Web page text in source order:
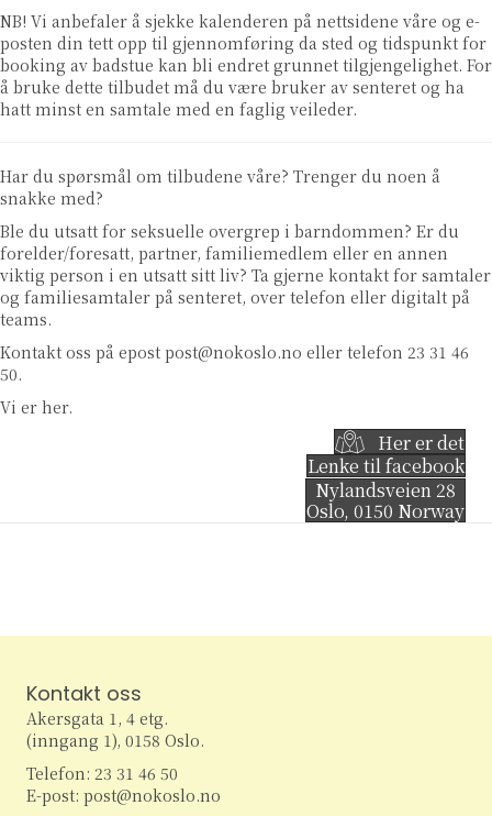
NB! Vi anbefaler å sjekke kalenderen på nettsidene våre og e-
posten din tett opp til gjennomføring da sted og tidspunkt for
booking av badstue kan bli endret grunnet tilgjengelighet. For
å bruke dette tilbudet må du være bruker av senteret og ha
hatt minst en samtale med en faglig veileder.
Har du spørsmål om tilbudene våre? Trenger du noen å
snakke med?
Ble du utsatt for seksuelle overgrep i barndommen? Er du
forelder/foresatt, partner, familiemedlem eller en annen
viktig person i en utsatt sitt liv? Ta gjerne kontakt for samtaler
og familiesamtaler på senteret, over telefon eller digitalt på
teams.
Kontakt oss på epost post@nokoslo.no eller telefon 23 31 46
50.
Vi er her.
Her er det
Lenke til facebook
Nylandsveien 28
Oslo, 0150 Norway
Kontakt oss
Akersgata 1, 4 etg.
(inngang 1), 0158 Oslo.
Telefon: 23 31 46 50
E-post: post@nokoslo.no